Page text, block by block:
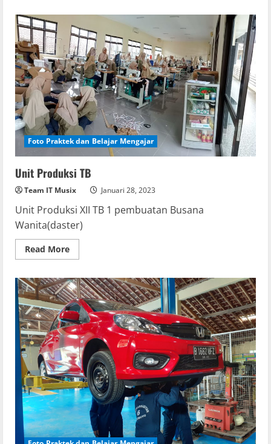
Universitas
Muhammadiyah
Surakarta
Foto Praktek dan Belajar Mengajar
Unit Produksi TB
Team IT Musix Januari 28, 2023
Unit Produksi XII TB 1 pembuatan Busana
Wanita(daster)
Read MoreRead
more
Produksi
TB